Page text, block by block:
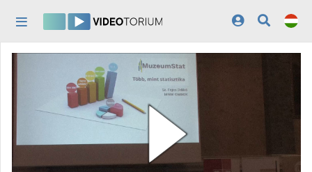
Bejelentkezés
Felfedezés
Kategóriák